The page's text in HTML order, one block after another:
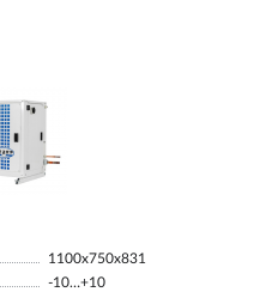
1100х750х831
-10…+10